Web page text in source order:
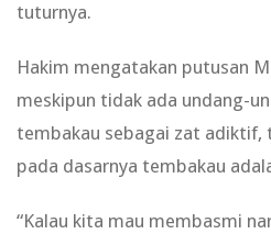
tuturnya.
Hakim mengatakan putusan
meskipun tidak ada undang-
tembakau sebagai zat adiktif,
pada dasarnya tembakau
“Kalau kita mau membasmi